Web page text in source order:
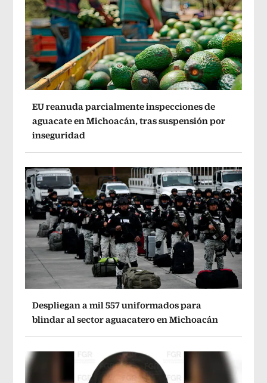
EU reanuda parcialmente inspecciones de
aguacate en Michoacán, tras suspensión por
inseguridad
Despliegan a mil 557 uniformados para
blindar al sector aguacatero en Michoacán